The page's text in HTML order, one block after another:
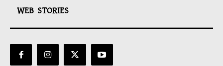
WEB STORIES